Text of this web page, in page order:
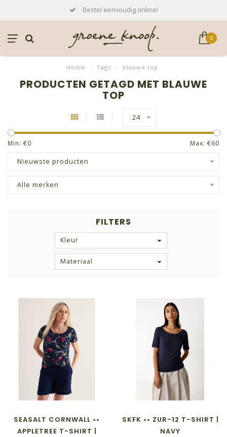
Bestel eenvoudig online!
0
Home / Tags / blauwe top
PRODUCTEN GETAGD MET BLAUWE
TOP
24
Min: €0 Max: €60
Nieuwste producten
Alle merken
FILTERS
Kleur
Materiaal
SEASALT CORNWALL ••
APPLETREE T-SHIRT |
SKFK •• ZUR-12 T-SHIRT |
NAVY